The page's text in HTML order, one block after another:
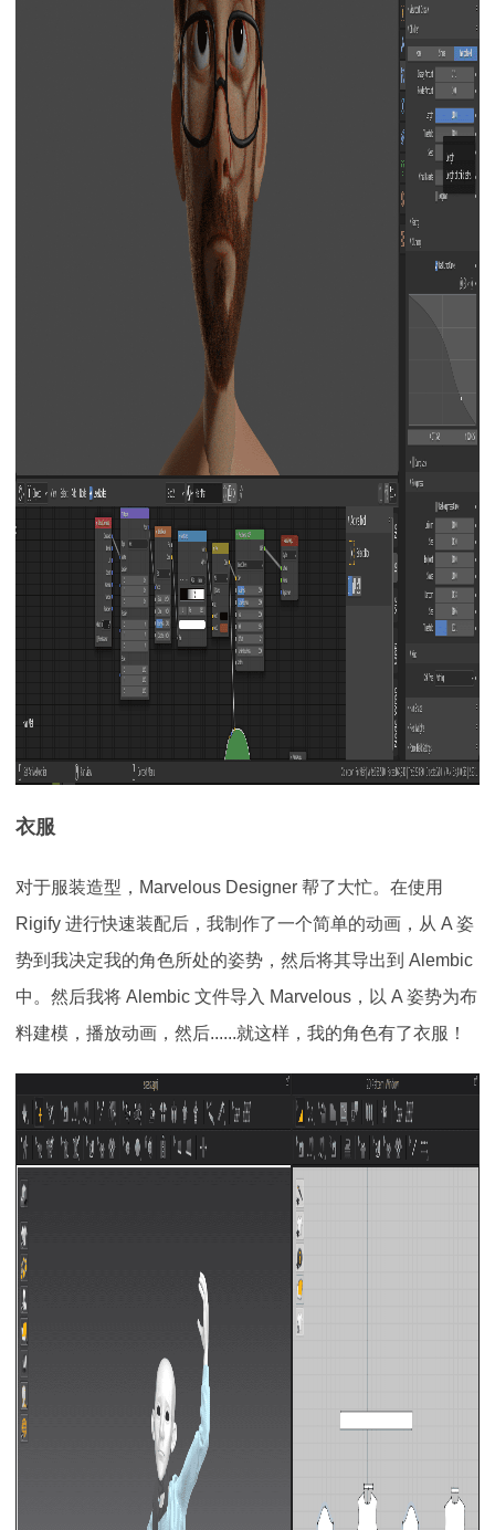
衣服
对于服装造型，Marvelous Designer 帮了大忙。在使用
Rigify 进行快速装配后，我制作了一个简单的动画，从 A 姿
势到我决定我的角色所处的姿势，然后将其导出到 Alembic
中。然后我将 Alembic 文件导入 Marvelous，以 A 姿势为布
料建模，播放动画，然后......就这样，我的角色有了衣服！